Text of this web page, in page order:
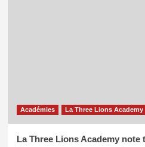
Académies La Three Lions Academy
La Three Lions Academy note